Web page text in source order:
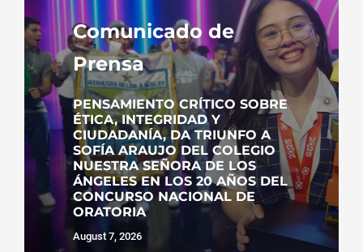
Comunicado de
Prensa
PENSAMIENTO CRÍTICO SOBRE
ÉTICA, INTEGRIDAD Y
CIUDADANÍA, DA TRIUNFO A
SOFÍA ARAUJO DEL COLEGIO
NUESTRA SEÑORA DE LOS
ÁNGELES EN LOS 20 AÑOS DEL
CONCURSO NACIONAL DE
ORATORIA
August 7, 2026